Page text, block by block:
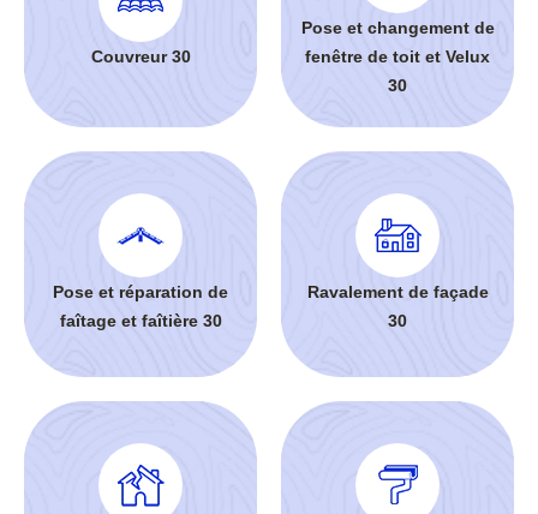
Couvreur 30
Pose et changement de
fenêtre de toit et Velux
30
Pose et réparation de
faîtage et faîtière 30
Ravalement de façade
30